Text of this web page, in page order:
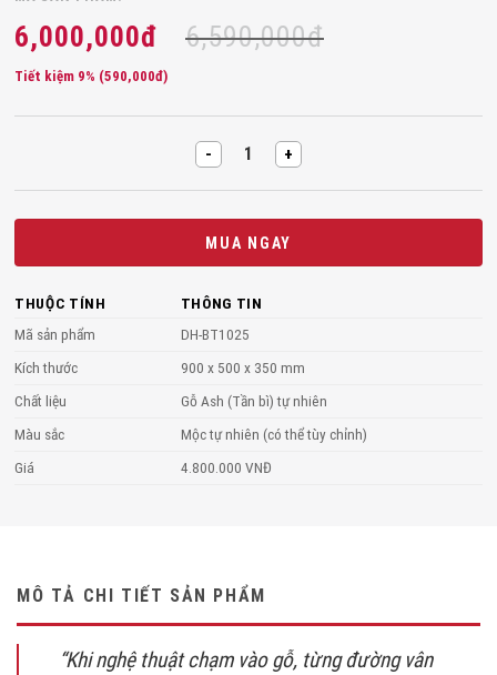
6,000,000đ 6,590,000đ
Tiết kiệm 9% (590,000đ)
MUA NGAY
THUỘC TÍNH
THÔNG TIN
Mã sản phẩm
DH-BT1025
Kích thước
900 x 500 x 350 mm
Chất liệu
Gỗ Ash (Tần bì) tự nhiên
Màu sắc
Mộc tự nhiên (có thể tùy chỉnh)
Giá
4.800.000 VNĐ
MÔ TẢ CHI TIẾT SẢN PHẨM
“Khi nghệ thuật chạm vào gỗ, từng đường vân